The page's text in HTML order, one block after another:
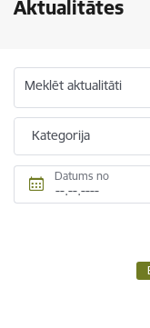
Aktualitātes
Meklēt aktualitāti
Kategorija
Datums no